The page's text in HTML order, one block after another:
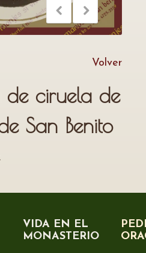
Volver
de ciruela de
San Benito
VIDA EN EL
MONASTERIO